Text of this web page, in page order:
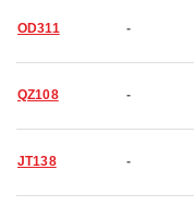
OD311 -
QZ108 -
JT138 -